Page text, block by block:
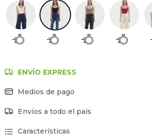
ENVÍO EXPRESS
Medios de pago
Envíos a todo el país
Características